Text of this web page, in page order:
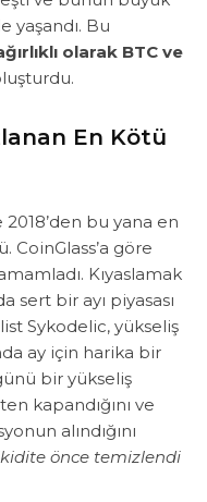
yaşandı. Bu
olarak BTC ve
En Kötü
2018’den bu yana en
CoinGlass’a göre
Kıyaslamak
sert bir ayı piyasası
Sykodelic, yükseliş
ay için harika bir
bir yükseliş
kapandığını ve
alındığını
önce temizlendi